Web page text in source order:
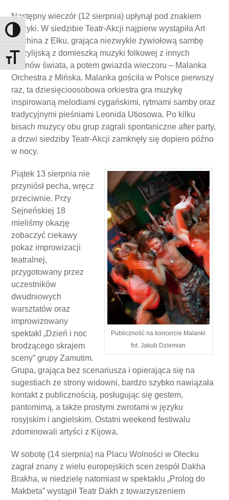
Toggle High Contrast
Toggle Font size
Następny wieczór (12 sierpnia) upłynął pod znakiem
muzyki. W siedzibie Teatr-Akcji najpierw wystąpiła Art
Machina z Ełku, grająca niezwykle żywiołową sambę
brazylijską z domieszką muzyki folkowej z innych
rejonów świata, a potem gwiazda wieczoru – Malanka
Orchestra z Mińska. Malanka gościła w Polsce pierwszy
raz, ta dziesięcioosobowa orkiestra gra muzykę
inspirowaną melodiami cygańskimi, rytmami samby oraz
tradycyjnymi pieśniami Leonida Utiosowa. Po kilku
bisach muzycy obu grup zagrali spontaniczne after party,
a drzwi siedziby Teatr-Akcji zamknęły się dopiero późno
w nocy.
Publiczność na koncercie Malanki
fot. Jakub Dziemian
Piątek 13 sierpnia nie
przyniósł pecha, wręcz
przeciwnie. Przy
Sejneńskiej 18
mieliśmy okazję
zobaczyć ciekawy
pokaz improwizacji
teatralnej,
przygotowany przez
uczestników
dwudniowych
warsztatów oraz
improwizowany
spektakl „Dzień i noc
brodzącego skrajem
sceny” grupy Zamutim.
Grupa, grająca bez scenariusza i opierająca się na
sugestiach ze strony widowni, bardzo szybko nawiązała
kontakt z publicznością, posługując się gestem,
pantomimą, a także prostymi zwrotami w języku
rosyjskim i angielskim. Ostatni weekend festiwalu
zdominowali artyści z Kijowa.
W sobotę (14 sierpnia) na Placu Wolności w Olecku
zagrał znany z wielu europejskich scen zespół Dakha
Brakha, w niedzielę natomiast w spektaklu „Prolog do
Makbeta” wystąpił Teatr Dakh z towarzyszeniem